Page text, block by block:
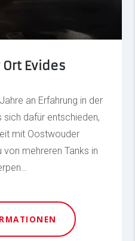
Evides
an Erfahrung in der
sich dafür entschieden,
mit Oostwouder
von mehreren Tanks in